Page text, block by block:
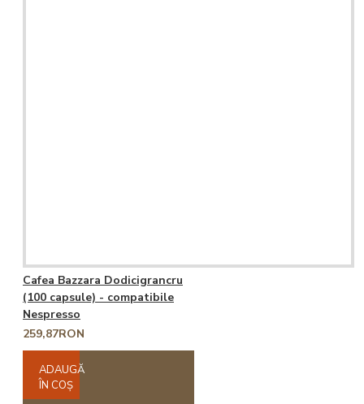
Cafea Bazzara Dodicigrancru
(100 capsule) - compatibile
Nespresso
259,87RON
ADAUGĂ
ÎN COŞ